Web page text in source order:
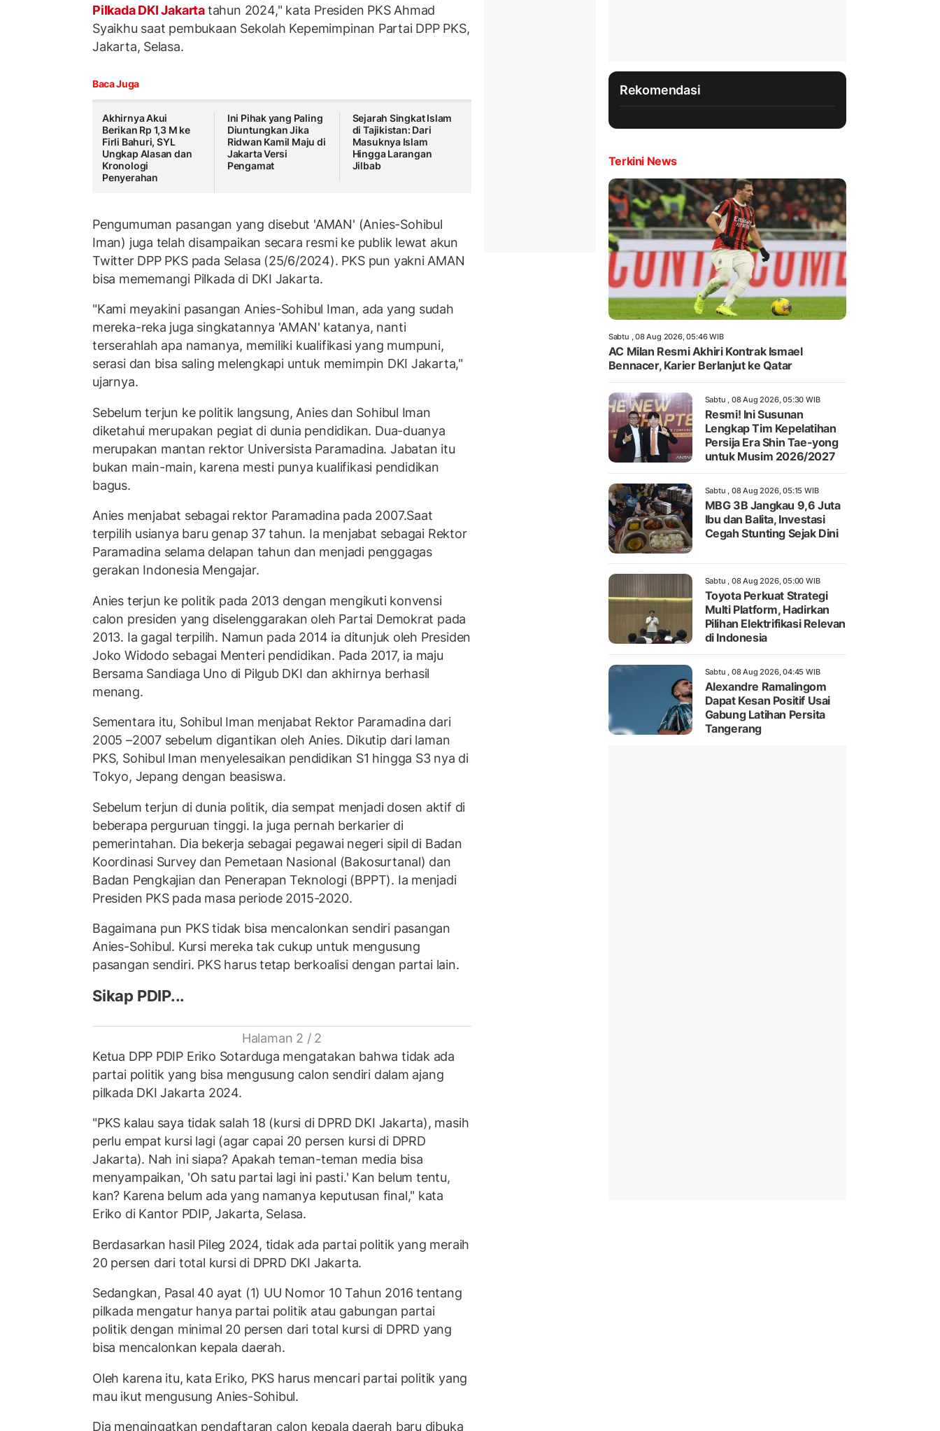
Pilkada DKI Jakartatahun 2024," kata Presiden PKS Ahmad
Syaikhu saat pembukaan Sekolah Kepemimpinan Partai DPP PKS,
Jakarta, Selasa.
Baca Juga
Akhirnya Akui
Berikan Rp 1,3 M ke
Firli Bahuri, SYL
Ungkap Alasan dan
Kronologi
Penyerahan
Ini Pihak yang Paling
Diuntungkan Jika
Ridwan Kamil Maju di
Jakarta Versi
Pengamat
Sejarah Singkat Islam
di Tajikistan: Dari
Masuknya Islam
Hingga Larangan
Jilbab
Pengumuman pasangan yang disebut 'AMAN' (Anies-Sohibul
Iman) juga telah disampaikan secara resmi ke publik lewat akun
Twitter DPP PKS pada Selasa (25/6/2024). PKS pun yakni AMAN
bisa mememangi Pilkada di DKI Jakarta.
"Kami meyakini pasangan Anies-Sohibul Iman, ada yang sudah
mereka-reka juga singkatannya 'AMAN' katanya, nanti
terserahlah apa namanya, memiliki kualifikasi yang mumpuni,
serasi dan bisa saling melengkapi untuk memimpin DKI Jakarta,"
ujarnya.
Sebelum terjun ke politik langsung, Anies dan Sohibul Iman
diketahui merupakan pegiat di dunia pendidikan. Dua-duanya
merupakan mantan rektor Universista Paramadina. Jabatan itu
bukan main-main, karena mesti punya kualifikasi pendidikan
bagus.
Anies menjabat sebagai rektor Paramadina pada 2007.Saat
terpilih usianya baru genap 37 tahun. Ia menjabat sebagai Rektor
Paramadina selama delapan tahun dan menjadi penggagas
gerakan Indonesia Mengajar.
Anies terjun ke politik pada 2013 dengan mengikuti konvensi
calon presiden yang diselenggarakan oleh Partai Demokrat pada
2013. Ia gagal terpilih. Namun pada 2014 ia ditunjuk oleh Presiden
Joko Widodo sebagai Menteri pendidikan. Pada 2017, ia maju
Bersama Sandiaga Uno di Pilgub DKI dan akhirnya berhasil
menang.
Sementara itu, Sohibul Iman menjabat Rektor Paramadina dari
2005 –2007 sebelum digantikan oleh Anies. Dikutip dari laman
PKS, Sohibul Iman menyelesaikan pendidikan S1 hingga S3 nya di
Tokyo, Jepang dengan beasiswa.
Sebelum terjun di dunia politik, dia sempat menjadi dosen aktif di
beberapa perguruan tinggi. Ia juga pernah berkarier di
pemerintahan. Dia bekerja sebagai pegawai negeri sipil di Badan
Koordinasi Survey dan Pemetaan Nasional (Bakosurtanal) dan
Badan Pengkajian dan Penerapan Teknologi (BPPT). Ia menjadi
Presiden PKS pada masa periode 2015-2020.
Bagaimana pun PKS tidak bisa mencalonkan sendiri pasangan
Anies-Sohibul. Kursi mereka tak cukup untuk mengusung
pasangan sendiri. PKS harus tetap berkoalisi dengan partai lain.
Sikap PDIP...
Halaman 2 / 2
Ketua DPP PDIP Eriko Sotarduga mengatakan bahwa tidak ada
partai politik yang bisa mengusung calon sendiri dalam ajang
pilkada DKI Jakarta 2024.
"PKS kalau saya tidak salah 18 (kursi di DPRD DKI Jakarta), masih
perlu empat kursi lagi (agar capai 20 persen kursi di DPRD
Jakarta). Nah ini siapa? Apakah teman-teman media bisa
menyampaikan, 'Oh satu partai lagi ini pasti.' Kan belum tentu,
kan? Karena belum ada yang namanya keputusan final," kata
Eriko di Kantor PDIP, Jakarta, Selasa.
Berdasarkan hasil Pileg 2024, tidak ada partai politik yang meraih
20 persen dari total kursi di DPRD DKI Jakarta.
Sedangkan, Pasal 40 ayat (1) UU Nomor 10 Tahun 2016 tentang
pilkada mengatur hanya partai politik atau gabungan partai
politik dengan minimal 20 persen dari total kursi di DPRD yang
bisa mencalonkan kepala daerah.
Oleh karena itu, kata Eriko, PKS harus mencari partai politik yang
mau ikut mengusung Anies-Sohibul.
Dia mengingatkan pendaftaran calon kepala daerah baru dibuka
Rekomendasi
Terkini News
Sabtu , 08 Aug 2026, 05:46 WIB
AC Milan Resmi Akhiri Kontrak Ismael
Bennacer, Karier Berlanjut ke Qatar
Sabtu , 08 Aug 2026, 05:30 WIB
Resmi! Ini Susunan
Lengkap Tim Kepelatihan
Persija Era Shin Tae-yong
untuk Musim 2026/2027
Sabtu , 08 Aug 2026, 05:15 WIB
MBG 3B Jangkau 9,6 Juta
Ibu dan Balita, Investasi
Cegah Stunting Sejak Dini
Sabtu , 08 Aug 2026, 05:00 WIB
Toyota Perkuat Strategi
Multi Platform, Hadirkan
Pilihan Elektrifikasi Relevan
di Indonesia
Sabtu , 08 Aug 2026, 04:45 WIB
Alexandre Ramalingom
Dapat Kesan Positif Usai
Gabung Latihan Persita
Tangerang